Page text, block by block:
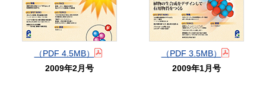
（PDF 4.5MB）
2009年2月号
（PDF 3.5MB）
2009年1月号